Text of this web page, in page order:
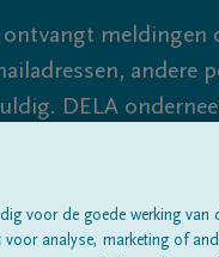
ontvangt meldingen
andere
DELA
dus blijf
Alle rouwberichten
voor de goede werking van
analyse, marketing of